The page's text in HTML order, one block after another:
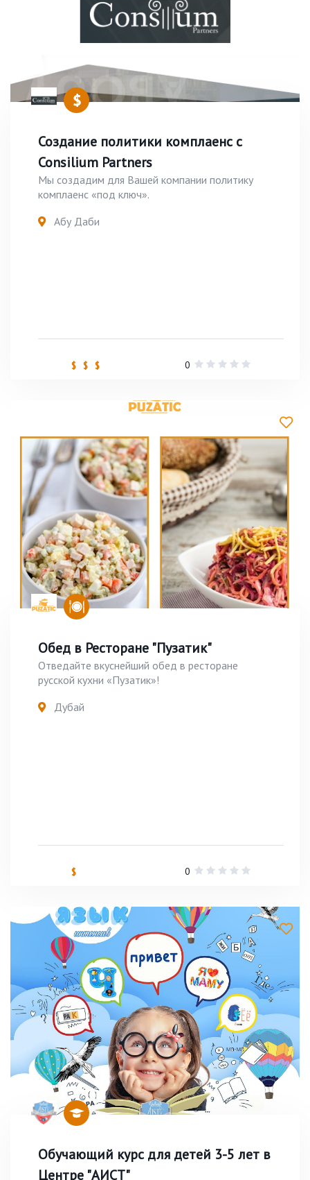
Создание политики комплаенс с
Consilium Partners
Мы создадим для Вашей компании политику
комплаенс «под ключ».
Абу Даби
$ $ $ 0
Обед в Ресторане "Пузатик"
Отведайте вкуснейший обед в ресторане
русской кухни «Пузатик»!
Дубай
$ 0
Обучающий курс для детей 3-5 лет в
Центре "АИСТ"